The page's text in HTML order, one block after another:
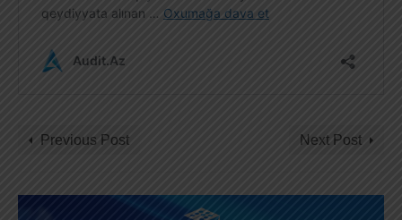
Previous Post Next Post